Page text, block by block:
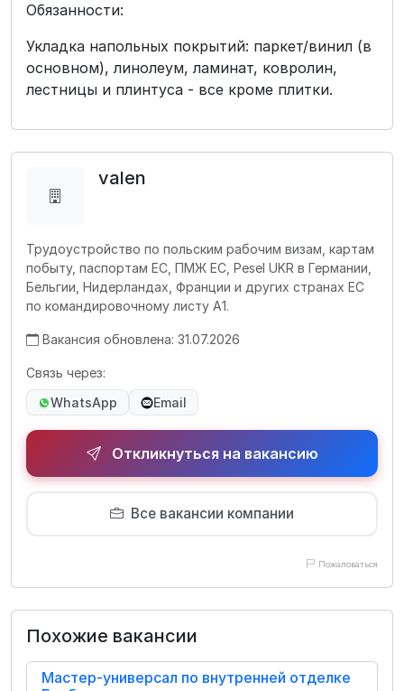
Обязанности:
Укладка напольных покрытий: паркет/винил (в
основном), линолеум, ламинат, ковролин,
лестницы и плинтуса - все кроме плитки.
valen
Трудоустройство по польским рабочим визам, картам
побыту, паспортам ЕС, ПМЖ ЕС, Pesel UKR в Германии,
Бельгии, Нидерландах, Франции и других странах ЕС
по командировочному листу А1.
Вакансия обновлена: 31.07.2026
Связь через:
WhatsApp
Email
Откликнуться на вакансию
Все вакансии компании
Пожаловаться
Похожие вакансии
Мастер-универсал по внутренней отделке